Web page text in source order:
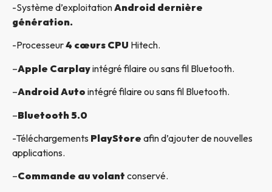
-Système d’exploitationAndroid dernière
génération.
-Processeur4 cœurs CPU Hitech.
–Apple Carplayintégré filaire ou sans fil Bluetooth.
–Android Auto intégré filaire ou sans fil Bluetooth.
–Bluetooth 5.0
-Téléchargements PlayStore afin d’ajouter de nouvelles
applications.
–Commande au volant conservé.